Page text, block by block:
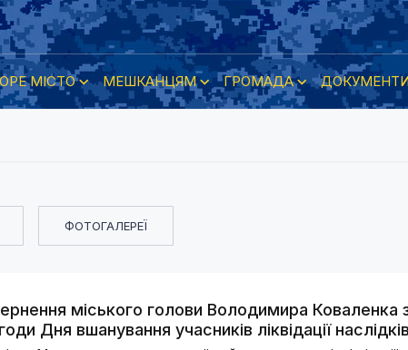
МІСТО МЕШКАНЦЯМ ГРОМАДА
ФОТОГАЛЕРЕЇ
міського голови Володимира Коваленка
Дня вшанування учасників ліквідації наслідків